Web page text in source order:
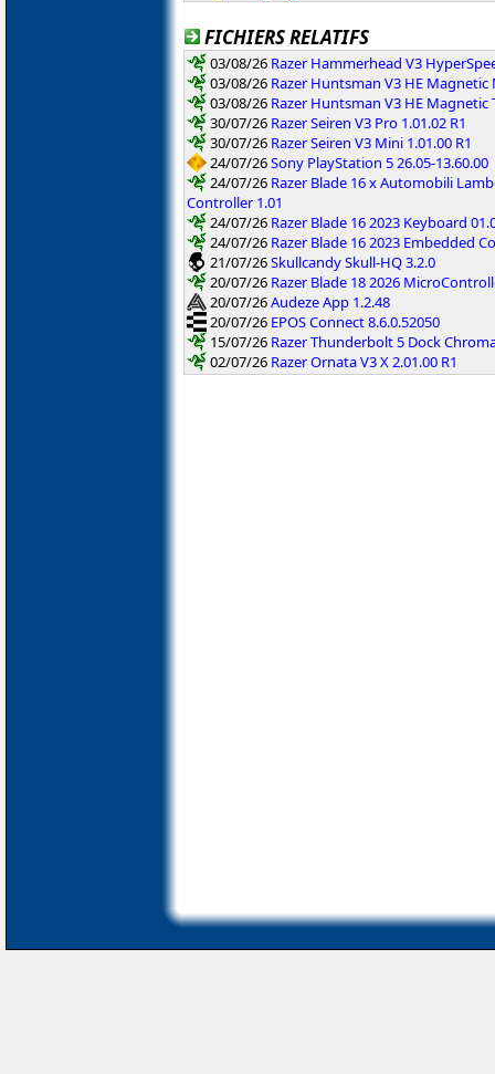
FICHIERS RELATIFS
03/08/26 Razer Hammerhead V3
03/08/26 Razer Huntsman V3 HE Magnetic
03/08/26 Razer Huntsman V3 HE Magnetic
30/07/26 Razer Seiren V3 Pro 1.01.02 R1
30/07/26 Razer Seiren V3 Mini 1.01.00 R1
24/07/26Sony PlayStation 5 26.05-13.60.00
24/07/26 Razer Blade 16 x Automobili
Controller 1.01
24/07/26 Razer Blade 16 2023 Keyboard
24/07/26 Razer Blade 16 2023 Embedded
21/07/26Skullcandy Skull-HQ 3.2.0
20/07/26 Razer Blade 18 2026
20/07/26Audeze App 1.2.48
20/07/26 EPOS Connect 8.6.0.52050
15/07/26 Razer Thunderbolt 5 Dock
02/07/26 Razer Ornata V3 X 2.01.00 R1